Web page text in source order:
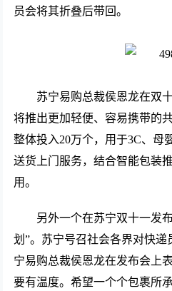
员会将其折叠后带回。
苏宁易购总裁侯恩龙在双
将推出更加轻便、容易携带的
整体投入20万个，用于3C、母
送货上门服务，结合智能包装
用。
另外一个在苏宁双十一发
划”。苏宁号召社会各界对快递
宁易购总裁侯恩龙在发布会上
要有温度。希望一个个包裹所